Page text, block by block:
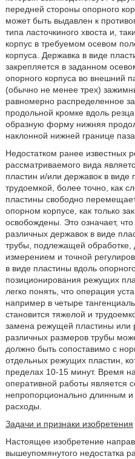
передней стороны опорного
может быть выдавлен к
типа ласточкиного хвоста и,
корпус в требуемом осевом
корпуса. Державка в виде
закрепляется в заданном
опорного корпуса во внешний
(обычно не менее трех)
равномерно распределенное
продольной кромке вдоль
образную форму нижняя
наклонной нижней границе паза.
Недостатком ранее известных
рассматриваемого вида
пластин и/или державок в виде
трудоемкой, более точно, как
пластины свободно
опорном корпусе, как только
освобождены. Это означает,
различных державок в виде
трубы, подлежащей
измерением и точной
в виде пластины вдоль
позиционирования режущих
легко понять, что операция
например в четыре
становится тяжелой и
замена режущей пластины или
различных размеров трубы
должно быть сопоставимо с
отдельных режущих пластин,
пределах 10-15 минут. Время
оперативной работы является
непропорционально длинным и
расходы.
Задачи и признаки изобретения
Настоящее изобретение
вышеупомянутого недостатка